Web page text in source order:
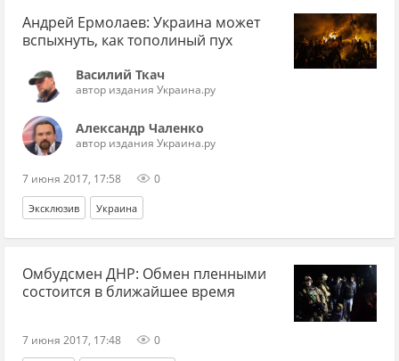
Андрей Ермолаев: Украина может
вспыхнуть, как тополиный пух
Василий Ткач
автор издания Украина.ру
Александр Чаленко
автор издания Украина.ру
7 июня 2017, 17:58 0
Эксклюзив Украина
Омбудсмен ДНР: Обмен пленными
состоится в ближайшее время
7 июня 2017, 17:48 0